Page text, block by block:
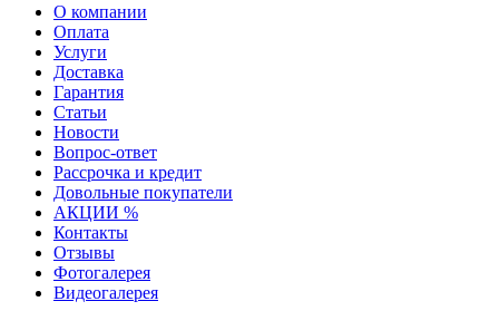
О компании
Оплата
Услуги
Доставка
Гарантия
Статьи
Новости
Вопрос-ответ
Рассрочка и кредит
Довольные покупатели
АКЦИИ %
Контакты
Отзывы
Фотогалерея
Видеогалерея